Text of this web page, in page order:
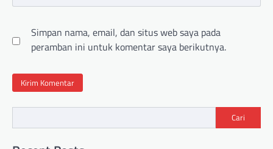
Simpan nama, email, dan situs web saya pada
peramban ini untuk komentar saya berikutnya.
Cari